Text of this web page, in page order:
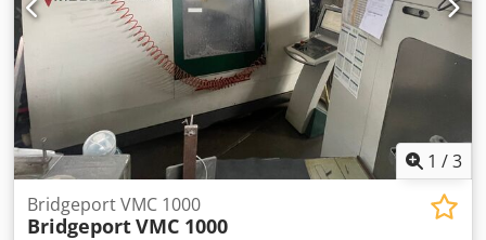
beskonačno promjenjiva brzina rotacije, dokumentacija /
1 /3
Bridgeport VMC 1000
BridgeportVMC 1000